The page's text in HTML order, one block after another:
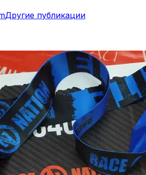
Другие публикации